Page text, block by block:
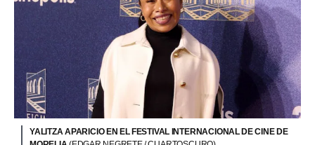
YALITZA APARICIO EN EL FESTIVAL INTERNACIONAL DE CINE DE